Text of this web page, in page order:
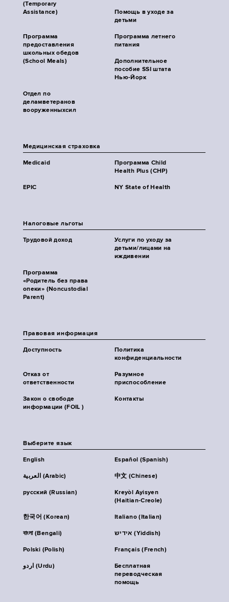
(Temporary
Assistance)
Помощь в уходе за
детьми
Программа
предоставления
школьных обедов
(School Meals)
Программа летнего
питания
Дополнительное
пособие SSI штата
Нью-Йорк
Отдел по
деламветеранов
вооруженныхсил
Медицинская страховка
Medicaid
Программа Child
Health Plus (CHP)
EPIC NY State of Health
Налоговые льготы
Трудовой доход
Услуги по уходу за
детьми/лицами на
иждивении
Программа
«Родитель без права
опеки» (Noncustodial
Parent)
Правовая информация
Доступность
Политика
конфиденциальности
Отказ от
ответственности
Разумное
приспособление
Закон о свободе
информации (FOIL )
Контакты
Выберите язык
English Español (Spanish)
العربية (Arabic) 中文 (Chinese)
русский (Russian)
Kreyòl Ayisyen
(Haitian-Creole)
한국어 (Korean) Italiano (Italian)
বাংলা (Bengali) אידיש (Yiddish)
Polski (Polish) Français (French)
اردو (Urdu)
Бесплатная
переводческая
помощь